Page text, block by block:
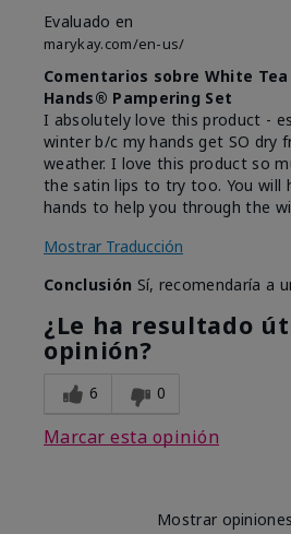
Evaluado en
marykay.com/en-us/
Comentarios sobre White
Hands® Pampering Set
I absolutely love this product -
winter b/c my hands get SO dry
weather. I love this product so
the satin lips to try too. You will
hands to help you through the
Mostrar Traducción
Conclusión Sí, recomendaría a
¿Le ha resultado
opinión?
6 0
Marcar esta opinión
Mostrar opiniones